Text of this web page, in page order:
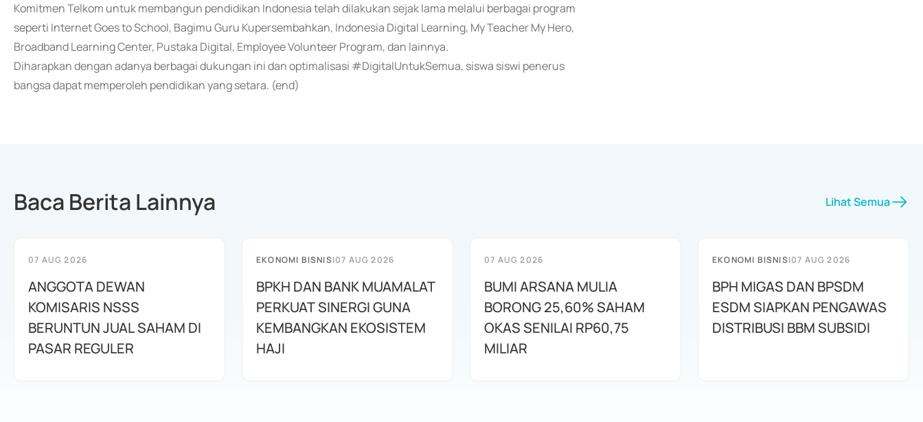
Komitmen Telkom untuk membangun pendidikan Indonesia telah dilakukan sejak lama melalui berbagai program
seperti Internet Goes to School, Bagimu Guru Kupersembahkan, Indonesia Digital Learning, My Teacher My Hero,
Broadband Learning Center, Pustaka Digital, Employee Volunteer Program, dan lainnya.
Diharapkan dengan adanya berbagai dukungan ini dan optimalisasi #DigitalUntukSemua, siswa siswi penerus
bangsa dapat memperoleh pendidikan yang setara. (end)
Baca Berita Lainnya Lihat Semua
07 AUG 2026
ANGGOTA DEWAN
KOMISARIS NSSS
BERUNTUN JUAL SAHAM DI
PASAR REGULER
EKONOMI BISNIS|07 AUG 2026
BPKH DAN BANK MUAMALAT
PERKUAT SINERGI GUNA
KEMBANGKAN EKOSISTEM
HAJI
07 AUG 2026
BUMI ARSANA MULIA
BORONG 25,60% SAHAM
OKAS SENILAI RP60,75
MILIAR
EKONOMI BISNIS|07 AUG 2026
BPH MIGAS DAN BPSDM
ESDM SIAPKAN PENGAWAS
DISTRIBUSI BBM SUBSIDI